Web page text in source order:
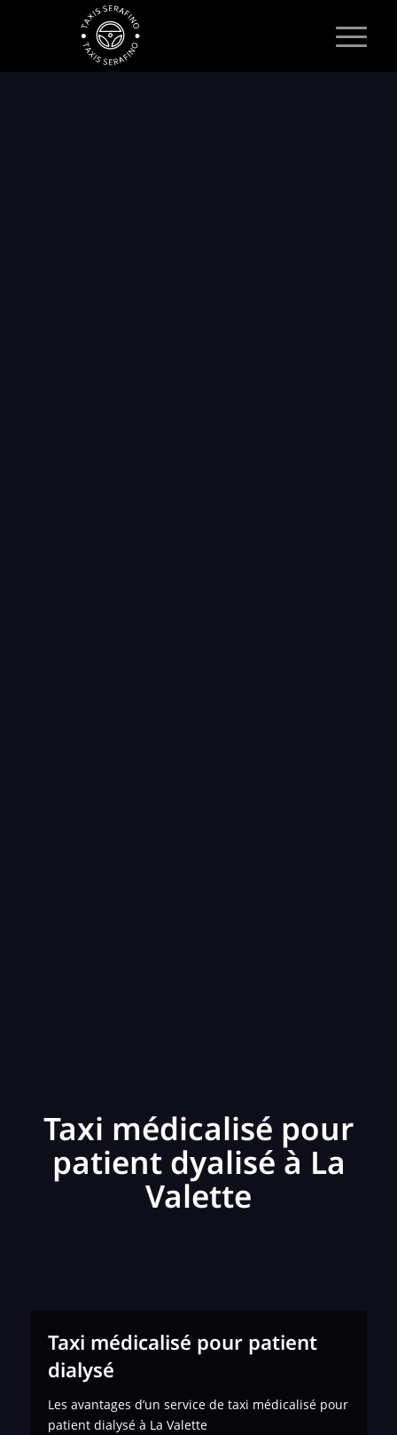
Taxi médicalisé pour
patient dyalisé à La
Valette
Taxi médicalisé pour patient
dialysé
Les avantages d’un service de taxi médicalisé pour
patient dialysé à La Valette